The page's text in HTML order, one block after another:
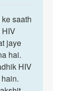
saath
HIV
jaye
hai.
HIV